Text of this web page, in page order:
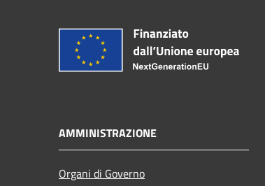
AMMINISTRAZIONE
Organi di Governo